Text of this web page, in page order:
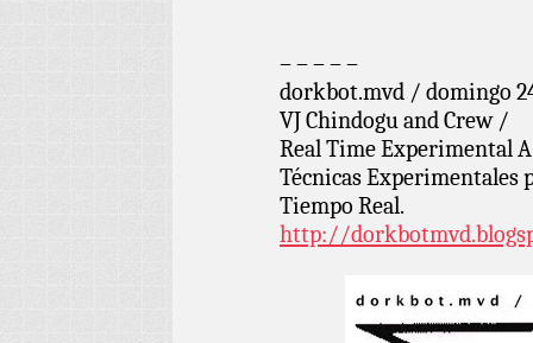
– – – – –
dorkbot.mvd / domingo
VJ Chindogu and Crew /
Real Time Experimental
Técnicas Experimentales
Tiempo Real.
http://